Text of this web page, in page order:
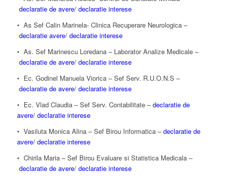
declaratie de avere/ declaratie interese
• As Sef Calin Marinela- Clinica Recuperare Neurologica –
declaratie avere/ declaratie interese
• As. Sef Marinescu Loredana – Laborator Analize Medicale –
declaratie de avere/ declaratie interese
• Ec. Godinel Manuela Viorica – Sef Serv. R.U.O.N.S –
declaratie de avere/ declaratie interese
• Ec. Vlad Claudia – Sef Serv. Contabilitate –declaratie de
avere/ declaratie interese
• Vasiluta Monica Alina – Sef Birou Informatica –declaratie de
avere/ declaratie interese
• Chirila Maria – Sef Birou Evaluare si Statistica Medicala –
declaratie de avere/ declaratie interese